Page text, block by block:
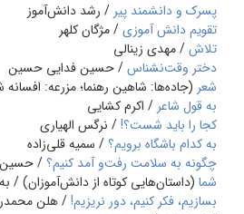
پسرک و دانشمند پیر / رشد دانش‌آموز
تقویم دانش آموزی/ مژگان کلهر
تلاش/ مهدی زینالی
دختر وقت‌نشناس/ حسین فدایی حسین
شعر (جاده‌ها: شاهین رهنما؛ مزرعه: افسانه
به قول شاعر / اکرم کشایی
کجا را باید شست؟!/ نرگس الهیاری
به کدام باشگاه برویم؟/ سمیه قلی‌زاده
چگونه به سلامت رفت‌و آمد کنیم؟/ حسین
شما (داستان‌هایی کوتاه از دانش‌آموزان)
بسازیم، فکر کنیم، دور نریزیم!/ هلن